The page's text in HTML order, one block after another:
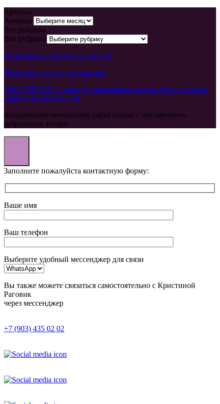
Архивы
Архивы
Все рубрики
Все рубрики
Политика конфиденциальности
Пользовательское соглашение
ПОЛОЖЕНИЕ о порядке хранения и защиты персональных
данных пользователей
Копирование материалов сайта только с письменного
разрешения автора
Заполните пожалуйста контактную форму:
Ваше имя
Ваш телефон
Выберите удобный мессенджер для связи
Вы также можете связаться самостоятельно с Кристиной
Раговик
через мессенджер
+7 (903) 435 02 02